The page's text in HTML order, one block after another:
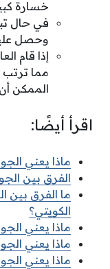
خسارة
في حال
وحصل
إذا قام
مما ترتب
الممكن
اقرأ أيضًا:
ماذا يعني
الفرق بين
ما الفرق بين
الكويتي؟
ماذا يعني
ماذا يعني
ماذا يعني